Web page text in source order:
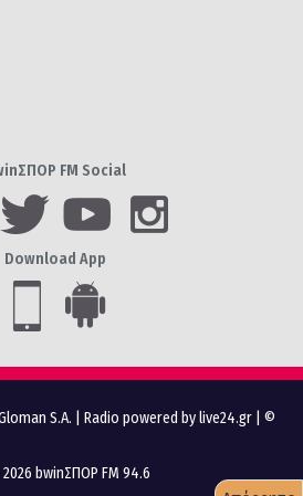
FM Social
Download App
S.A. Radio powered by live24.gr | ©
bwinΣΠΟΡ FM 94.6